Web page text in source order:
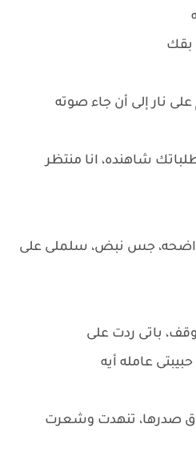
بقك
نار إلى أن جاء صوته
شاهنده، انا منتظر
واضحه، جس نبض، سلملى على
باتى ردت على
عامله أيه
صدرها، تنهدت وشعرت